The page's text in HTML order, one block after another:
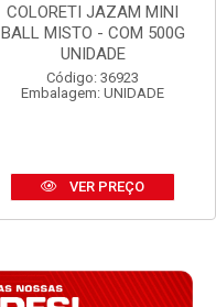
COLORETI JAZAM MINI
BALL MISTO - COM 500G
UNIDADE
Código: 36923
Embalagem: UNIDADE
VER PREÇO